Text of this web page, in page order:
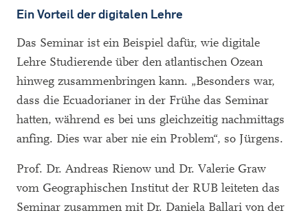
Ein Vorteil der digitalen Lehre
Das Seminar ist ein Beispiel dafür, wie digitale
Lehre Studierende über den atlantischen Ozean
hinweg zusammenbringen kann. „Besonders war,
dass die Ecuadorianer in der Frühe das Seminar
hatten, während es bei uns gleichzeitig nachmittags
anfing. Dies war aber nie ein Problem“, so Jürgens.
Prof. Dr. Andreas Rienow und Dr. Valerie Graw
vom Geographischen Institut der RUB leiteten das
Seminar zusammen mit Dr. Daniela Ballari von der